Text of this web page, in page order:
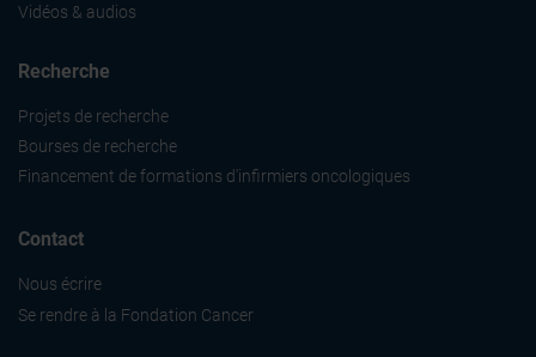
Vidéos & audios
Recherche
Projets de recherche
Bourses de recherche
Financement de formations d'infirmiers oncologiques
Contact
Nous écrire
Se rendre à la Fondation Cancer